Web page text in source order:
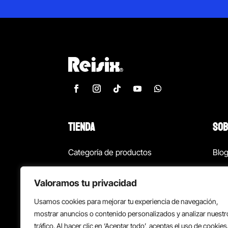
Valoramos tu privacidad
Usamos cookies para mejorar tu experiencia de navegación,
mostrar anuncios o contenido personalizados y analizar
tráfico. Al hacer clic en ‘Aceptar todo’, aceptas el uso de cookies.
TIENDA
Categoría de productos
¡Las mejores ofertas!
Back to school
Blog